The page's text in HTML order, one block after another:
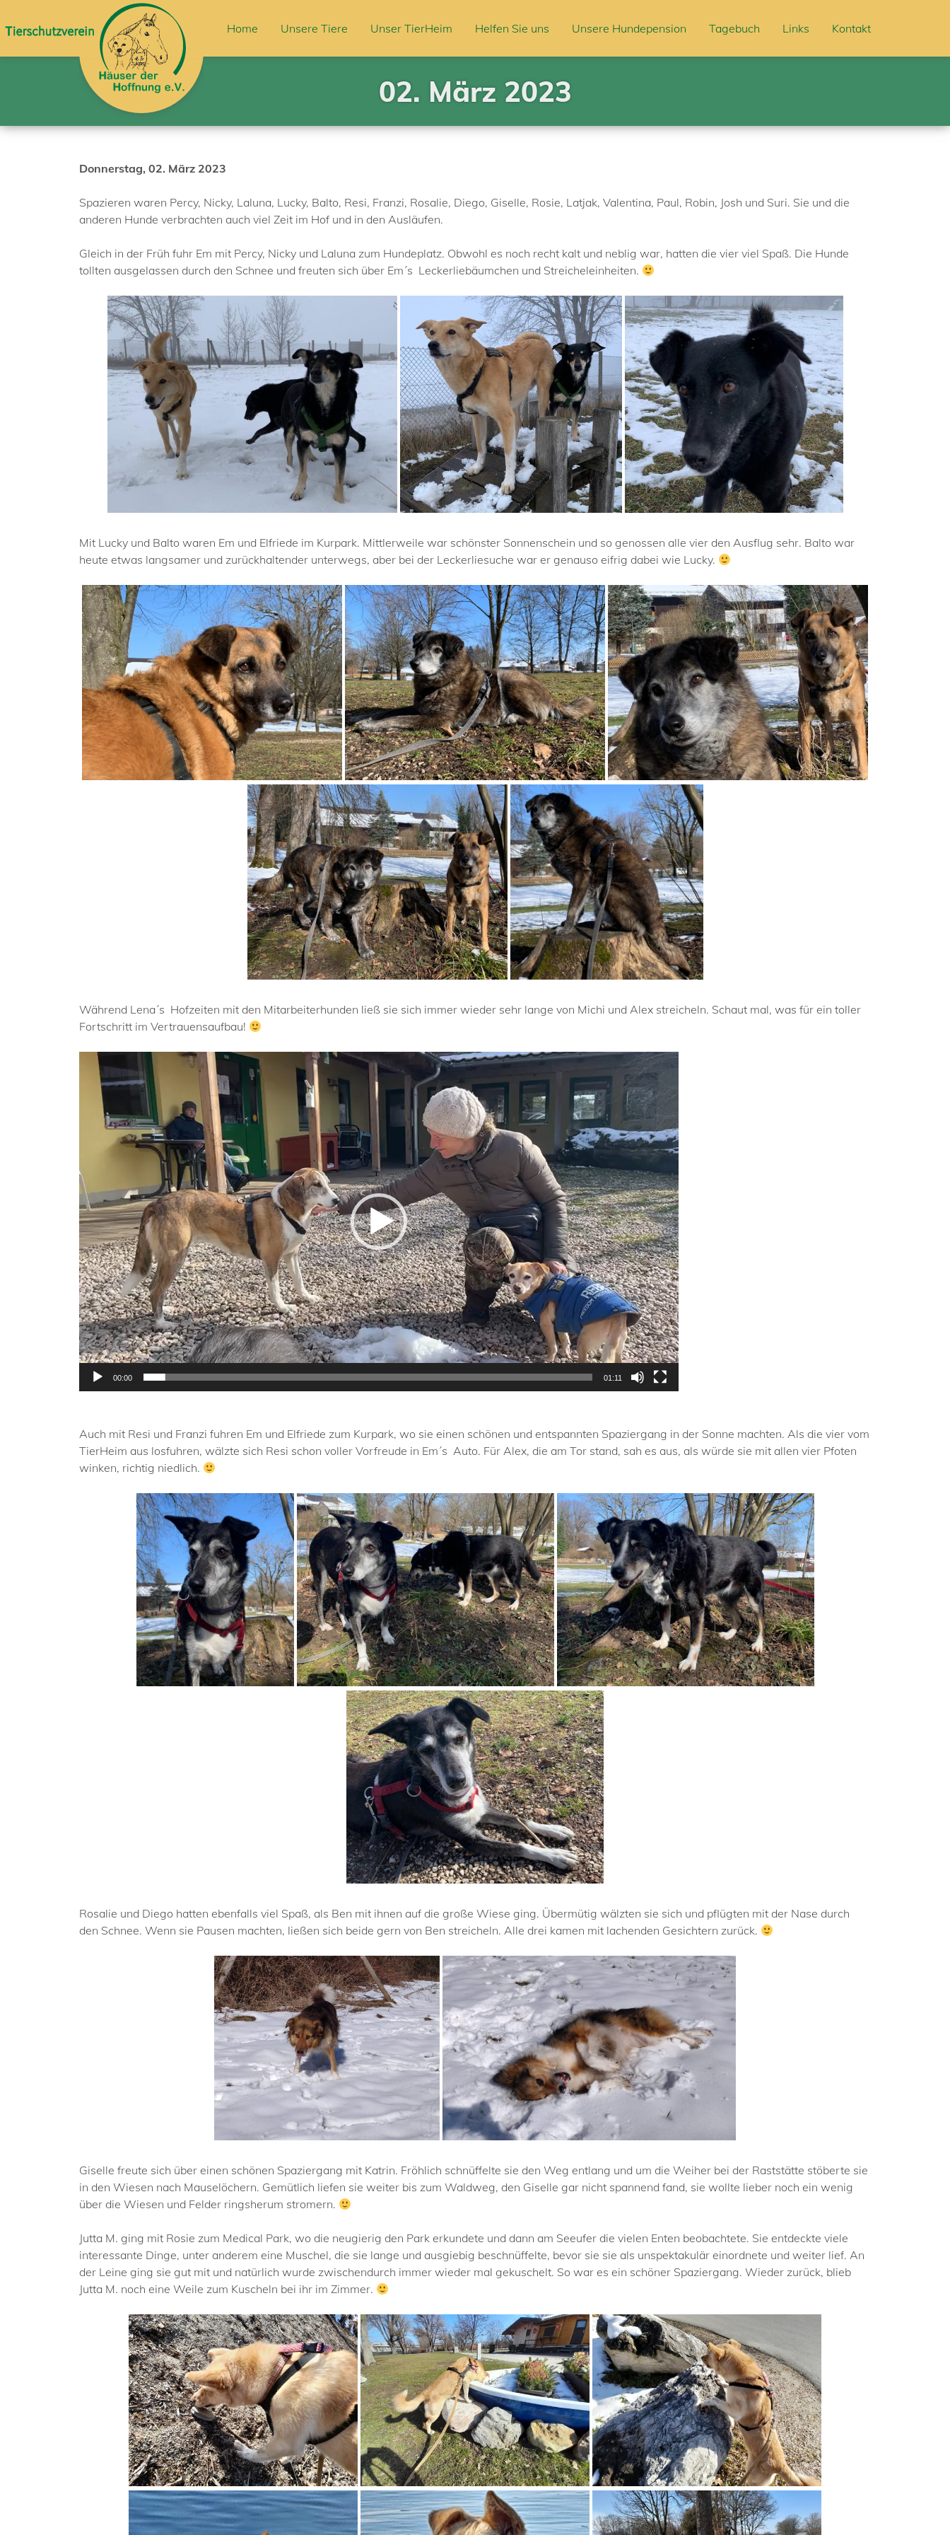
Home Unsere Tiere Unser TierHeim Helfen Sie uns Unsere Hundepension Tagebuch Links Kontakt
02. März 2023
Donnerstag, 02. März 2023
Spazieren waren Percy, Nicky, Laluna, Lucky, Balto, Resi, Franzi, Rosalie, Diego, Giselle, Rosie, Latjak, Valentina, Paul, Robin, Josh und Suri. Sie und die
anderen Hunde verbrachten auch viel Zeit im Hof und in den Ausläufen.
Gleich in der Früh fuhr Em mit Percy, Nicky und Laluna zum Hundeplatz. Obwohl es noch recht kalt und neblig war, hatten die vier viel Spaß. Die Hunde
tollten ausgelassen durch den Schnee und freuten sich über Em´s Leckerliebäumchen und Streicheleinheiten.
Mit Lucky und Balto waren Em und Elfriede im Kurpark. Mittlerweile war schönster Sonnenschein und so genossen alle vier den Ausflug sehr. Balto war
heute etwas langsamer und zurückhaltender unterwegs, aber bei der Leckerliesuche war er genauso eifrig dabei wie Lucky.
Während Lena´s Hofzeiten mit den Mitarbeiterhunden ließ sie sich immer wieder sehr lange von Michi und Alex streicheln. Schaut mal, was für ein toller
Fortschritt im Vertrauensaufbau!
Video-
Player
00:00 01:11
Auch mit Resi und Franzi fuhren Em und Elfriede zum Kurpark, wo sie einen schönen und entspannten Spaziergang in der Sonne machten. Als die vier vom
TierHeim aus losfuhren, wälzte sich Resi schon voller Vorfreude in Em´s Auto. Für Alex, die am Tor stand, sah es aus, als würde sie mit allen vier Pfoten
winken, richtig niedlich.
Rosalie und Diego hatten ebenfalls viel Spaß, als Ben mit ihnen auf die große Wiese ging. Übermütig wälzten sie sich und pflügten mit der Nase durch
den Schnee. Wenn sie Pausen machten, ließen sich beide gern von Ben streicheln. Alle drei kamen mit lachenden Gesichtern zurück.
Giselle freute sich über einen schönen Spaziergang mit Katrin. Fröhlich schnüffelte sie den Weg entlang und um die Weiher bei der Raststätte stöberte sie
in den Wiesen nach Mauselöchern. Gemütlich liefen sie weiter bis zum Waldweg, den Giselle gar nicht spannend fand, sie wollte lieber noch ein wenig
über die Wiesen und Felder ringsherum stromern.
Jutta M. ging mit Rosie zum Medical Park, wo die neugierig den Park erkundete und dann am Seeufer die vielen Enten beobachtete. Sie entdeckte viele
interessante Dinge, unter anderem eine Muschel, die sie lange und ausgiebig beschnüffelte, bevor sie sie als unspektakulär einordnete und weiter lief. An
der Leine ging sie gut mit und natürlich wurde zwischendurch immer wieder mal gekuschelt. So war es ein schöner Spaziergang. Wieder zurück, blieb
Jutta M. noch eine Weile zum Kuscheln bei ihr im Zimmer.